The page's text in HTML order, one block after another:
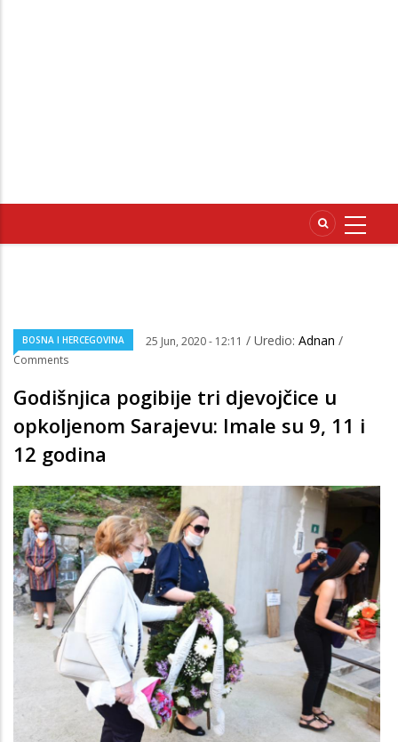
BOSNA I HERCEGOVINA 25 Jun, 2020 - 12:11 / Uredio: Adnan /
Comments
Godišnjica pogibije tri djevojčice u
opkoljenom Sarajevu: Imale su 9, 11 i
12 godina